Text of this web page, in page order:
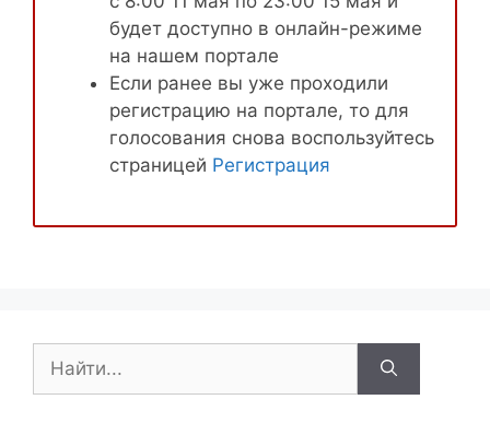
будет доступно в онлайн-режиме
на нашем портале
Если ранее вы уже проходили
регистрацию на портале, то для
голосования снова воспользуйтесь
страницей Регистрация